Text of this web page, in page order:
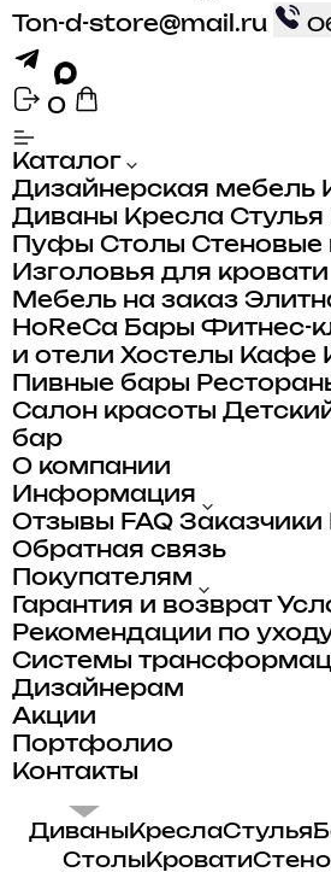
Ton-d-store@mail.ru
0
Каталог
Дизайнерская мебель
Диваны Кресла Стулья
Пуфы Столы Стеновые
Изголовья для кровати
Мебель на заказ
HoReCa Бары Фитнес-
и отели Хостелы Кафе
Пивные бары
Салон красоты
бар
О компании
Информация
Отзывы FAQ Заказчики
Обратная связь
Покупателям
Гарантия и возврат
Рекомендации по
Системы
Дизайнерам
Акции
Портфолио
Контакты
ДиваныКреслаСтулья
СтолыКровати